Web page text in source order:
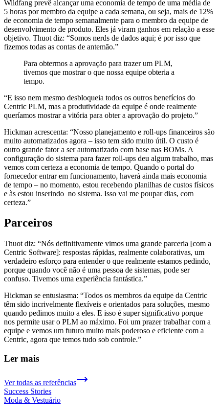
Wildfang prevê alcançar uma economia de tempo de uma média de
5 horas por membro da equipe a cada semana, ou seja, mais de 12%
de economia de tempo semanalmente para o membro da equipe de
desenvolvimento de produto. Eles já viram ganhos em relação a esse
objetivo. Thuot diz: “Somos nerds de dados aqui; é por isso que
fizemos todas as contas de antemão.”
Para obtermos a aprovação para trazer um PLM,
tivemos que mostrar o que nossa equipe obteria a
tempo.
“E isso nem mesmo desbloqueia todos os outros benefícios do
Centric PLM, mas a produtividade da equipe é onde realmente
queríamos mostrar a vitória para obter a aprovação do projeto.”
Hickman acrescenta: “Nosso planejamento e roll-ups financeiros são
muito automatizados agora – isso tem sido muito útil. O custo é
outro grande fator a ser automatizado com base nas BOMs. A
configuração do sistema para fazer roll-ups deu algum trabalho, mas
vemos com certeza a economia de tempo. Quando o portal do
fornecedor entrar em funcionamento, haverá ainda mais economia
de tempo – no momento, estou recebendo planilhas de custos físicos
e às estou inserindo no sistema. Isso vai me poupar dias, com
certeza.”
Parceiros
Thuot diz: “Nós definitivamente vimos uma grande parceria [com a
Centric Software]: respostas rápidas, realmente colaborativas, um
verdadeiro esforço para entender o que realmente estamos pedindo,
porque quando você não é uma pessoa de sistemas, pode ser
confuso. Tivemos uma experiência fantástica.”
Hickman se entusiasma: “Todos os membros da equipe da Centric
têm sido incrivelmente flexíveis e orientados para soluções, mesmo
quando pedimos muito a eles. E isso é super significativo porque
nos permite usar o PLM ao máximo. Foi um prazer trabalhar com a
equipe e vemos um futuro muito mais poderoso e eficiente com a
Centric, agora que temos tudo sob controle.”
Ler mais
Ver todas as referências
Success Stories
Moda & Vestuário